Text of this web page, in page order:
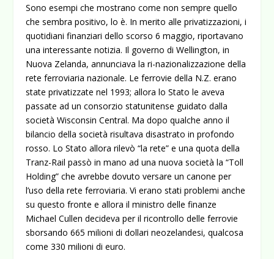
Sono esempi che mostrano come non sempre quello
che sembra positivo, lo è. In merito alle privatizzazioni, i
quotidiani finanziari dello scorso 6 maggio, riportavano
una interessante notizia. Il governo di Wellington, in
Nuova Zelanda, annunciava la ri-nazionalizzazione della
rete ferroviaria nazionale. Le ferrovie della N.Z. erano
state privatizzate nel 1993; allora lo Stato le aveva
passate ad un consorzio statunitense guidato dalla
società Wisconsin Central. Ma dopo qualche anno il
bilancio della società risultava disastrato in profondo
rosso. Lo Stato allora rilevò “la rete” e una quota della
Tranz-Rail passò in mano ad una nuova società la “Toll
Holding” che avrebbe dovuto versare un canone per
l’uso della rete ferroviaria. Vi erano stati problemi anche
su questo fronte e allora il ministro delle finanze
Michael Cullen decideva per il ricontrollo delle ferrovie
sborsando 665 milioni di dollari neozelandesi, qualcosa
come 330 milioni di euro.